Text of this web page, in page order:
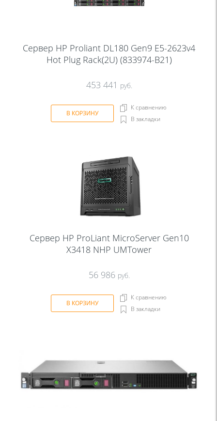
Сервер HP Proliant DL180 Gen9 E5-2623v4
Hot Plug Rack(2U) (833974-B21)
453 441 руб.
В КОРЗИНУ
К сравнению
В закладки
Сервер HP ProLiant MicroServer Gen10
X3418 NHP UMTower
56 986 руб.
В КОРЗИНУ
К сравнению
В закладки